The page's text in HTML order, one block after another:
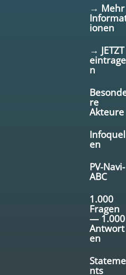
→ Mehr
ionen
→ JETZT
eintrage
n
re
Akteure
en
PV-Navi-
ABC
1.000
Fragen
— 1.000
Antwort
en
Stateme
nts